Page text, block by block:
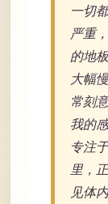
一切
严重
的地
大幅
常刻
我的
专注
里，
见体